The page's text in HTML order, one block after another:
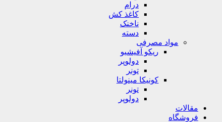
درام
کاغذ کش
ناخنک
دسته
مواد مصرفی
ریکو آفیشیو
دولوپر
تونر
کونیکا مینولتا
تونر
دولوپر
مقالات
فروشگاه